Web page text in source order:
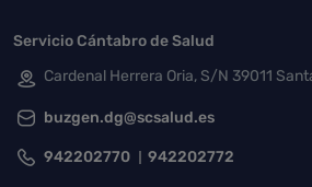
Servicio Cántabro de Salud
Cardenal Herrera Oria, S/N 39011
buzgen.dg@scsalud.es
942202770 942202772